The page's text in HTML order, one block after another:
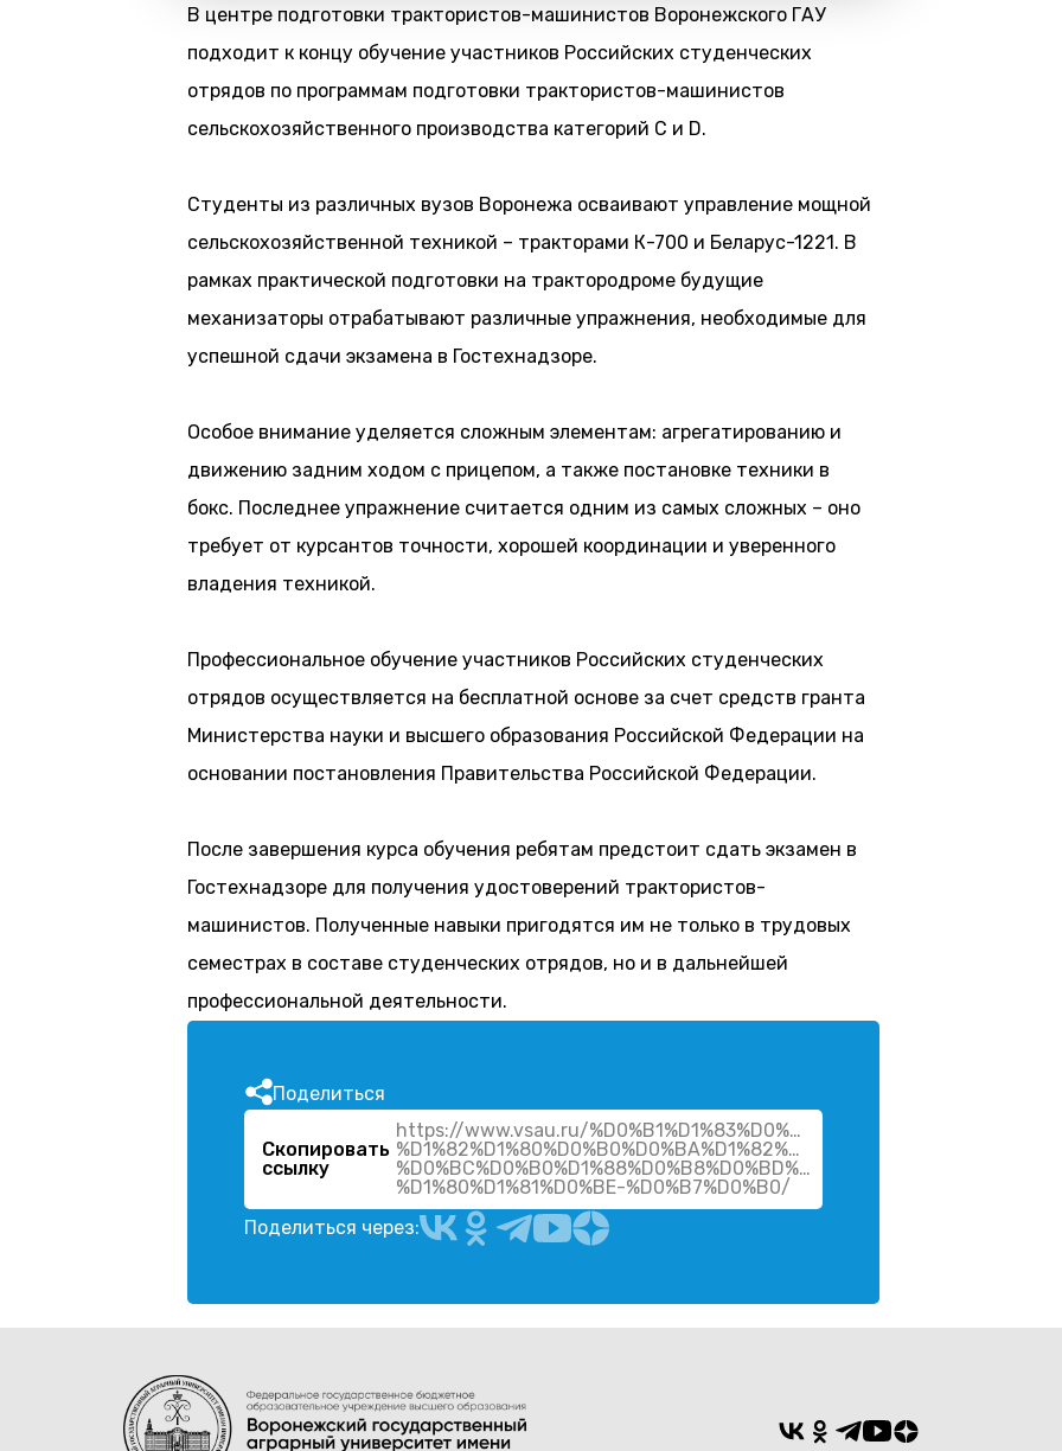
В центре подготовки трактористов-машинистов Воронежского ГАУ
подходит к концу обучение участников Российских студенческих
отрядов по программам подготовки трактористов-машинистов
сельскохозяйственного производства категорий C и D.
Студенты из различных вузов Воронежа осваивают управление мощной
сельскохозяйственной техникой – тракторами К-700 и Беларус-1221. В
рамках практической подготовки на трактородроме будущие
механизаторы отрабатывают различные упражнения, необходимые для
успешной сдачи экзамена в Гостехнадзоре.
Особое внимание уделяется сложным элементам: агрегатированию и
движению задним ходом с прицепом, а также постановке техники в
бокс. Последнее упражнение считается одним из самых сложных – оно
требует от курсантов точности, хорошей координации и уверенного
владения техникой.
Профессиональное обучение участников Российских студенческих
отрядов осуществляется на бесплатной основе за счет средств гранта
Министерства науки и высшего образования Российской Федерации на
основании постановления Правительства Российской Федерации.
После завершения курса обучения ребятам предстоит сдать экзамен в
Гостехнадзоре для получения удостоверений трактористов-
машинистов. Полученные навыки пригодятся им не только в трудовых
семестрах в составе студенческих отрядов, но и в дальнейшей
профессиональной деятельности.
Поделиться
Скопировать
ссылку
https://www.vsau.ru/
%D1%80%D1%81%D0%BE-%D0%B7%D0%B0/
Поделиться через: